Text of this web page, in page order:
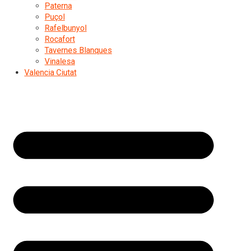
Paterna
Puçol
Rafelbunyol
Rocafort
Tavernes Blanques
Vinalesa
Valencia Ciutat